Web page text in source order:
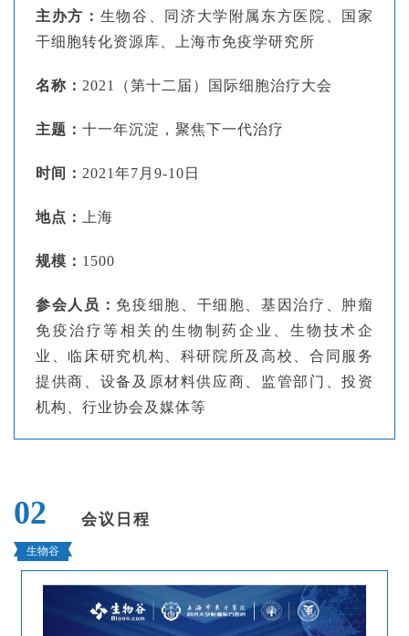
主办方： 生物谷、 同济大学附属东方医院、 国家
干细胞转化资源库、上海市免疫学研究所
名称： 2021（第十二届）国际细胞治疗大会
主题： 十一年沉淀 ， 聚焦下一代治疗
时间： 2021年7月9-10日
地点： 上海
规模： 1500
参会人员： 免疫细胞、干细胞、基因治疗、肿瘤
免疫治疗等相关的生物制药企业、生物技术企
业、临床研究机构、科研院所及高校、合同服务
提供商、设备及原材料供应商、监管部门、投资
机构、行业协会及媒体等
02
生物谷
会议日程